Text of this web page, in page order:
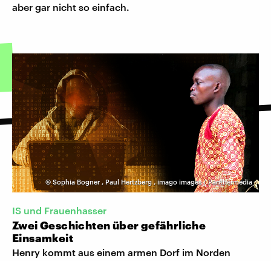
aber gar nicht so einfach.
©Sophia Bogner , Paul Hertzberg,imago images / Panthermedia
IS und Frauenhasser
Zwei Geschichten über gefährliche
Einsamkeit
Henry kommt aus einem armen Dorf im Norden